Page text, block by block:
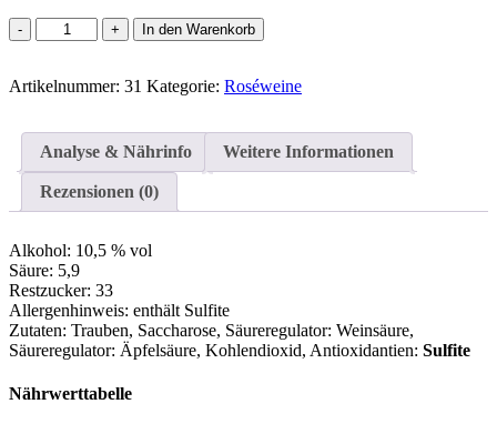
Rotling
Menge
In den Warenkorb
Artikelnummer: 31 Kategorie: Roséweine
Analyse & Nährinfo Weitere Informationen
Rezensionen (0)
Alkohol: 10,5 % vol
Säure: 5,9
Restzucker: 33
Allergenhinweis: enthält Sulfite
Zutaten: Trauben, Saccharose, Säureregulator: Weinsäure,
Säureregulator: Äpfelsäure, Kohlendioxid, Antioxidantien: Sulfite
Nährwerttabelle